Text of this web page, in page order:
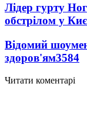
Лідер гурту
обстрілом у
Відомий
здоров'ям3584
Читати коментарі